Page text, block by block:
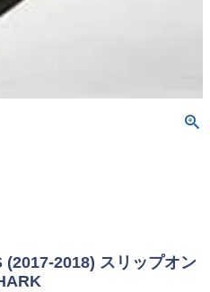
2018) スリップオン